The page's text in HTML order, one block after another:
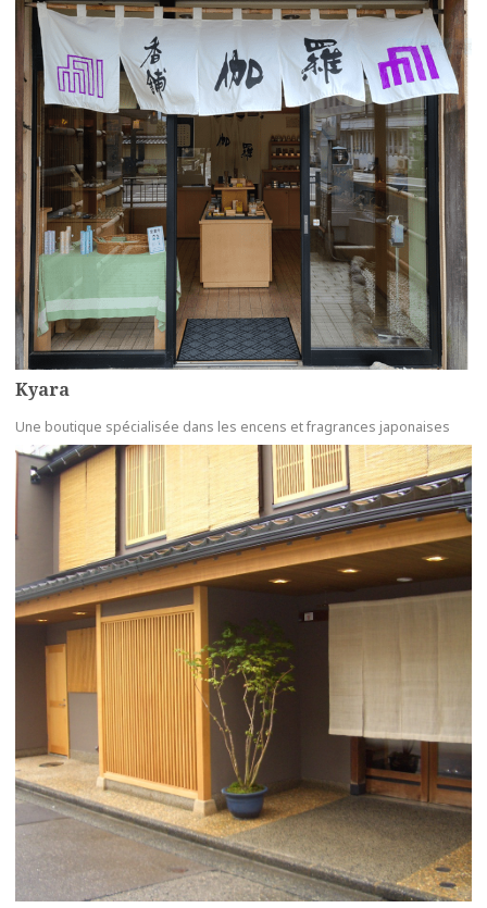
Kyara
Une boutique spécialisée dans les encens et fragrances japonaises
more